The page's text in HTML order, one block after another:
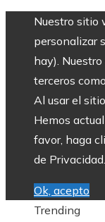
Nuestro sitio
personalizar
hay).
terceros
Al usar el
Hemos
favor, haga
de Privacidad.
Ok, acepto
Trending